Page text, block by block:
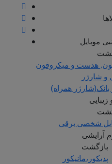
موبایل
هدست و میکروفون
و شارژر
بانک(شارژر همراه)
شخصی برقی
آرایشی
بازگشت
پدیکور،مانیکور